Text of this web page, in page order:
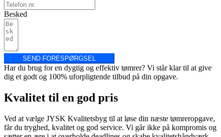
Besked
SEND FORESPØRGSEL
Har du brug for en dygtig og effektiv tømrer? Vi står klar til at give
dig et godt og 100% uforpligtende tilbud på din opgave.
Kvalitet til en god pris
Ved at vælge JYSK Kvalitetsbyg til at løse din næste tømreropgave,
får du tryghed, kvalitet og god service. Vi går ikke på kompromis og